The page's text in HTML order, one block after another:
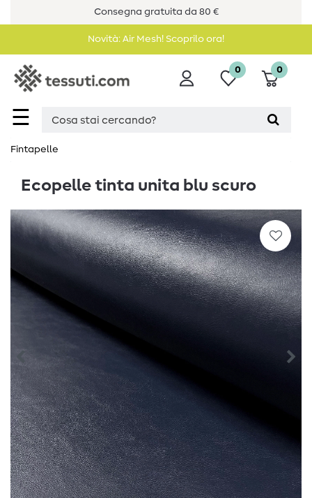
Consegna gratuita da 80 €
Novità: Air Mesh! Scoprilo ora!
☰
0 0
Fintapelle
Ecopelle tinta unita blu scuro